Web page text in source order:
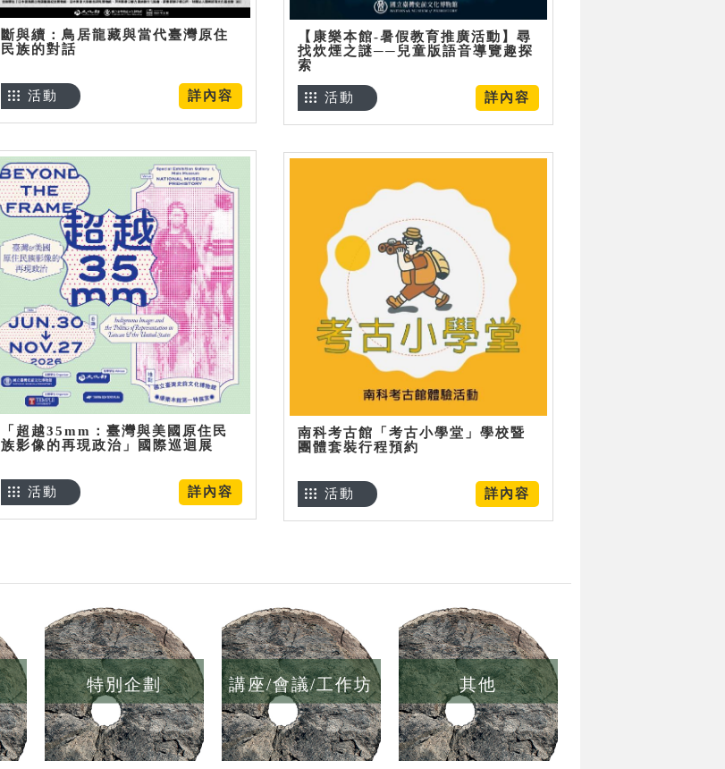
斷與續：鳥居龍藏與當代臺灣原住
民族的對話
詳內容
活動
【康樂本館-暑假教育推廣活動】尋
找炊煙之謎──兒童版語音導覽趣探
索
詳內容
活動
「超越35mm：臺灣與美國原住民
族影像的再現政治」國際巡迴展
詳內容
活動
南科考古館「考古小學堂」學校暨
團體套裝行程預約
詳內容
活動
特別企劃 講座/會議/工作坊 其他